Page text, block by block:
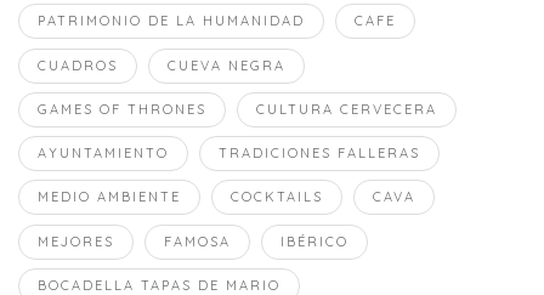
PATRIMONIO DE LA HUMANIDAD CAFE
CUADROS CUEVA NEGRA
GAMES OF THRONES CULTURA CERVECERA
AYUNTAMIENTO TRADICIONES FALLERAS
MEDIO AMBIENTE COCKTAILS CAVA
MEJORES FAMOSA IBÉRICO
BOCADELLA TAPAS DE MARIO